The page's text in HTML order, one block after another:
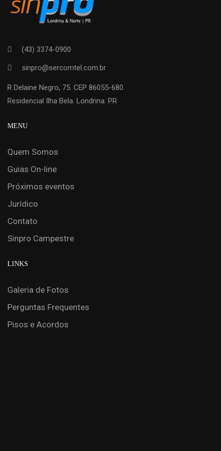
(43) 3374-0900
sinpro@sercomtel.com.br
R Delaine Negro, 75. CEP 86055-680.
Residencial Ilha Bela. Londrina. PR
MENU
Quem Somos
Guias On-line
Próximos eventos
Jurídico
Contato
Sinpro Campestre
LINKS
Galeria de Fotos
Perguntas Frequentes
Pisos e Acordos